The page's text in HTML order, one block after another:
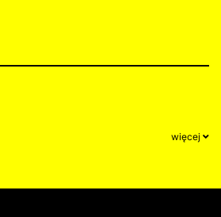
więcej